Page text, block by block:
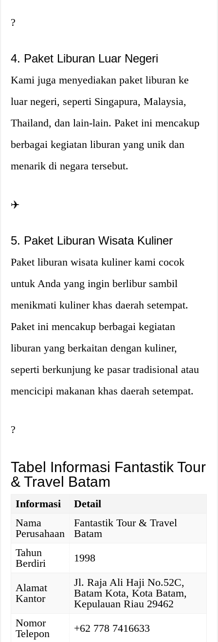
?
4. Paket Liburan Luar Negeri
Kami juga menyediakan paket liburan ke
luar negeri, seperti Singapura, Malaysia,
Thailand, dan lain-lain. Paket ini mencakup
berbagai kegiatan liburan yang unik dan
menarik di negara tersebut.
✈️
5. Paket Liburan Wisata Kuliner
Paket liburan wisata kuliner kami cocok
untuk Anda yang ingin berlibur sambil
menikmati kuliner khas daerah setempat.
Paket ini mencakup berbagai kegiatan
liburan yang berkaitan dengan kuliner,
seperti berkunjung ke pasar tradisional atau
mencicipi makanan khas daerah setempat.
?
Tabel Informasi Fantastik Tour
& Travel Batam
Informasi
Detail
Nama
Perusahaan
Fantastik Tour & Travel
Batam
Tahun
Berdiri
1998
Alamat
Kantor
Jl. Raja Ali Haji No.52C,
Batam Kota, Kota Batam,
Kepulauan Riau 29462
Nomor
Telepon
+62 778 7416633